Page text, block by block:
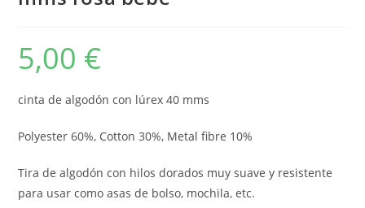
5,00 €
cinta de algodón con lúrex 40 mms
Polyester 60%, Cotton 30%, Metal fibre 10%
Tira de algodón con hilos dorados muy suave y resistente
para usar como asas de bolso, mochila, etc.